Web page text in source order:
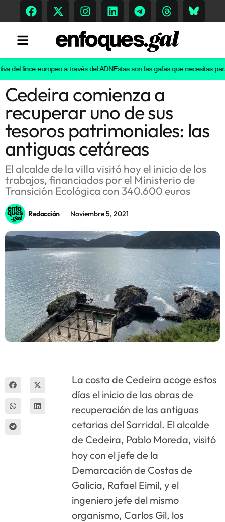
Tendencias
Memoria Histórica
Gastronomía
Escenarios
Sostenibilidad
Innova
lince europeo a través del ADNEstas son las gafas que necesitas para
Cedeira comienza a
recuperar uno de sus
tesoros patrimoniales: las
antiguas cetáreas
El alcalde de la villa visitó hoy el inicio de los
trabajos, financiados por el Ministerio de
Transición Ecológica con 340.600 euros
Redacción Noviembre 5, 2021
La costa de Cedeira acoge estos
días el inicio de las obras de
recuperación de las antiguas
cetarias del Sarridal. El alcalde
de Cedeira, Pablo Moreda, visitó
hoy con el jefe de la
Demarcación de Costas de
Galicia, Rafael Eimil, y el
ingeniero jefe del mismo
organismo, Carlos Gil, los